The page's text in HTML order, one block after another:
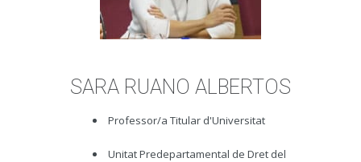
SARA RUANO ALBERTOS
Professor/a Titular d'Universitat
Unitat Predepartamental de Dret del